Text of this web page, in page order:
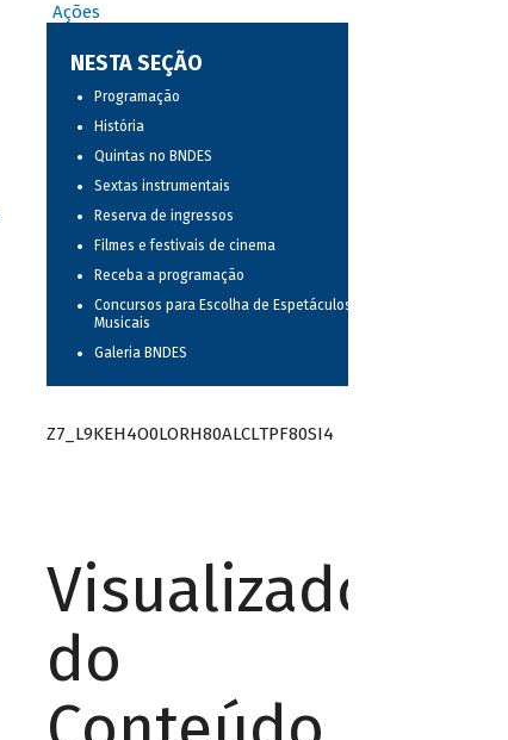
Ações
NESTA SEÇÃO
Programação
História
Quintas no BNDES
Sextas instrumentais
Reserva de ingressos
Filmes e festivais de cinema
Receba a programação
Concursos para Escolha de Espetáculos
Musicais
Galeria BNDES
Z7_L9KEH4O0LORH80ALCLTPF80SI4
Visualizador
do